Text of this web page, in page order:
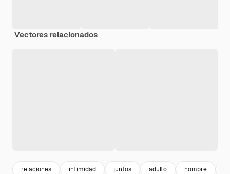
Vectores relacionados
relaciones intimidad juntos adulto hombre